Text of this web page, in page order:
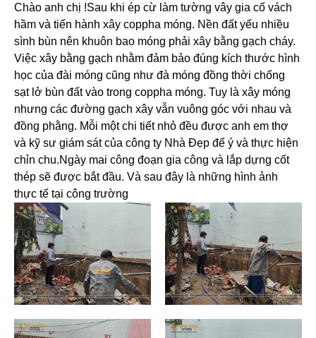
Chào anh chị !Sau khi ép cừ làm tường vây gia cố vách
hầm và tiến hành xây coppha móng. Nền đất yếu nhiều
sình bùn nên khuôn bao móng phải xây bằng gạch cháy.
Việc xây bằng gạch nhằm đảm bảo đúng kích thước hình
học của đài móng cũng như đà móng đồng thời chống
sạt lở bùn đất vào trong coppha móng. Tuy là xây móng
nhưng các đường gạch xây vẫn vuông góc với nhau và
đồng phằng. Mỗi một chi tiết nhỏ đều được anh em thợ
và kỹ sư giám sát của công ty Nhà Đẹp để ý và thực hiện
chỉn chu.Ngày mai công đoạn gia công và lắp dựng cốt
thép sẽ được bắt đầu. Và sau đây là những hình ảnh
thực tế tại công trường